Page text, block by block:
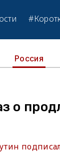
Россия
о